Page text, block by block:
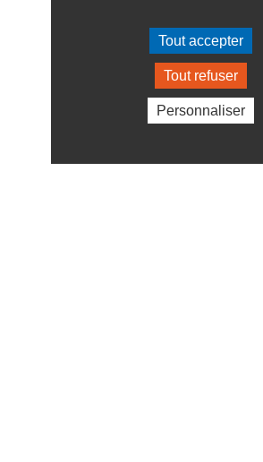
Tout accepter
Tout refuser
Personnaliser